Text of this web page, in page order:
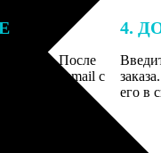
картой. После
на email с
заказ
4.
его в